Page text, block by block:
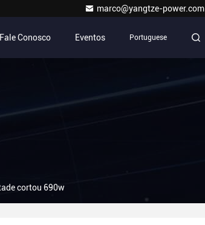
marco@yangtze-power.com
Fale Conosco Eventos Portuguese
cortou 690w